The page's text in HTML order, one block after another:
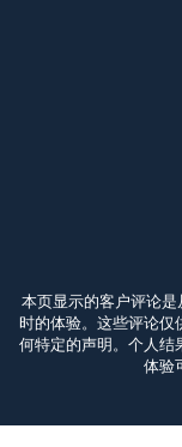
本页显示的客户评论
时的体验。这些评论
何特定的声明。个人结
体验